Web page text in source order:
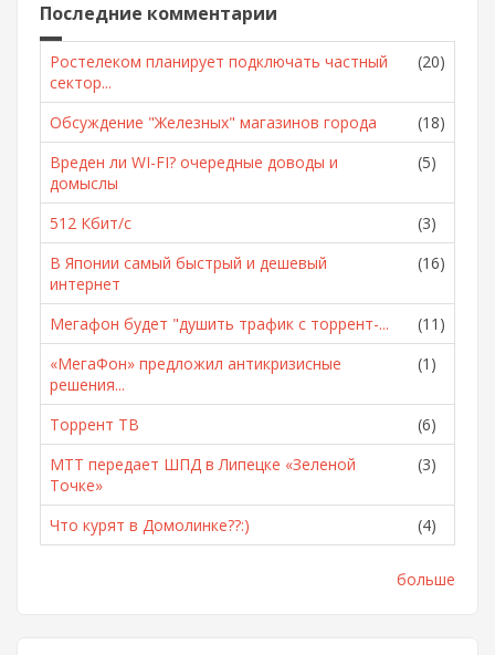
Последние комментарии
Ростелеком планирует подключать частный
сектор...
(20)
Обсуждение "Железных" магазинов города
(18)
Вреден ли WI-FI? очередные доводы и
домыслы
(5)
512 Кбит/с
(3)
В Японии самый быстрый и дешевый
интернет
(16)
Мегафон будет "душить трафик с торрент-...
(11)
«МегаФон» предложил антикризисные
решения...
(1)
Торрент ТВ
(6)
МТТ передает ШПД в Липецке «Зеленой
Точке»
(3)
Что курят в Домолинке??:) (4)
больше